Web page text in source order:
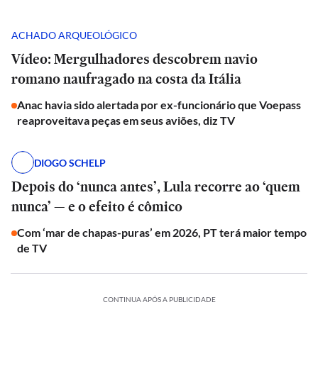
ACHADO ARQUEOLÓGICO
Vídeo: Mergulhadores descobrem navio
romano naufragado na costa da Itália
Anac havia sido alertada por ex-funcionário que Voepass
reaproveitava peças em seus aviões, diz TV
DIOGO SCHELP
Depois do ‘nunca antes’, Lula recorre ao ‘quem
nunca’ — e o efeito é cômico
Com ‘mar de chapas-puras’ em 2026, PT terá maior tempo
de TV
CONTINUA APÓS A PUBLICIDADE